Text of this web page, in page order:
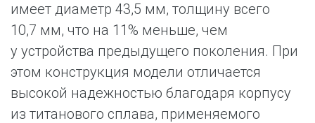
имеет диаметр 43,5 мм, толщину всего
10,7 мм, что на 11% меньше, чем
у устройства предыдущего поколения. При
этом конструкция модели отличается
высокой надежностью благодаря корпусу
из титанового сплава, применяемого